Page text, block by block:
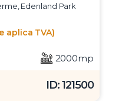
Edenland Park
aplica TVA)
2000mp
ID: 121500